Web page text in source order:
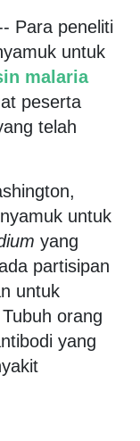
Para peneliti
untuk
malaria
peserta
telah
untuk
yang
partisipan
untuk
orang
yang